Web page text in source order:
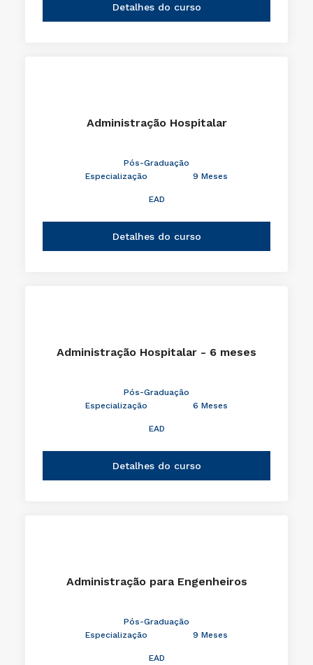
Detalhes do curso
Administração Hospitalar
Pós-Graduação
Especialização
9 Meses
EAD
Detalhes do curso
Administração Hospitalar - 6 meses
Pós-Graduação
Especialização
6 Meses
EAD
Detalhes do curso
Administração para Engenheiros
Pós-Graduação
Especialização
9 Meses
EAD